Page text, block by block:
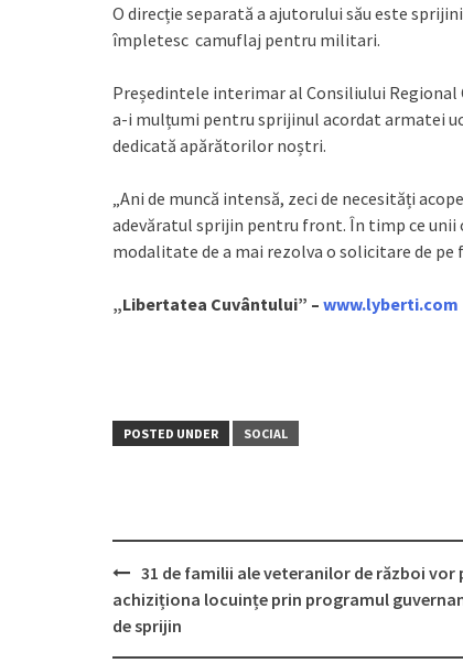
O direcție separată a ajutorului său este
împletesc camuflaj pentru militari.
Președintele interimar al Consiliului
a-i mulțumi pentru sprijinul acordat armatei
dedicată apărătorilor noștri.
„Ani de muncă intensă, zeci de necesități
adevăratul sprijin pentru front. În timp ce unii
modalitate de a mai rezolva o solicitare de pe
„Libertatea Cuvântului” – www.lyberti.com
POSTED UNDER SOCIAL
Post
navigation
31 de familii ale veteranilor de război vor
achiziționa locuințe prin programul
de sprijin